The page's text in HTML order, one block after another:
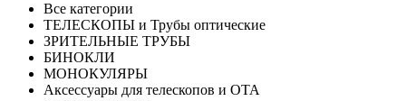
Все категории
ТЕЛЕСКОПЫ и Трубы оптические
ЗРИТЕЛЬНЫЕ ТРУБЫ
БИНОКЛИ
МОНОКУЛЯРЫ
Аксессуары для телескопов и ОТА